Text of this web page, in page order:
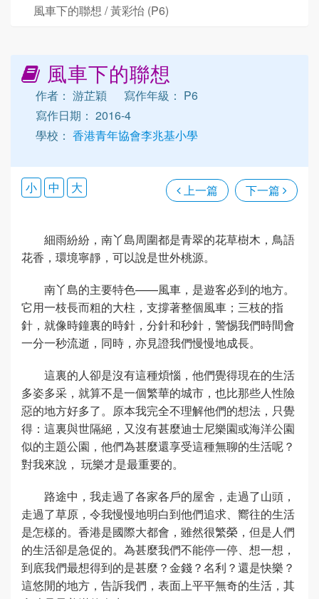
風車下的聯想 / 黃彩怡 (P6)
風車下的聯想
作者： 游芷穎
寫作年級： P6
寫作日期： 2016-4
學校： 香港青年協會李兆基小學
上一篇 下一篇
小 中 大
細雨紛紛，南丫島周圍都是青翠的花草樹木，鳥語
花香，環境寧靜，可以說是世外桃源。
南丫島的主要特色——風車，是遊客必到的地方。
它用一枝長而粗的大柱，支撐著整個風車；三枝的指
針，就像時鐘裏的時針，分針和秒針，警惕我們時間會
一分一秒流逝，同時，亦見證我們慢慢地成長。
這裏的人卻是沒有這種煩惱，他們覺得現在的生活
多姿多采，就算不是一個繁華的城市，也比那些人性險
惡的地方好多了。原本我完全不理解他們的想法，只覺
得：這裏與世隔絕，又沒有甚麼迪士尼樂園或海洋公園
似的主題公園，他們為甚麼還享受這種無聊的生活呢？
對我來說， 玩樂才是最重要的。
路途中，我走過了各家各戶的屋舍，走過了山頭，
走過了草原，令我慢慢地明白到他們追求、嚮往的生活
是怎樣的。香港是國際大都會，雖然很繁榮，但是人們
的生活卻是急促的。為甚麼我們不能停一停、想一想，
到底我們最想得到的是甚麼？金錢？名利？還是快樂？
這悠閒的地方，告訴我們，表面上平平無奇的生活，其